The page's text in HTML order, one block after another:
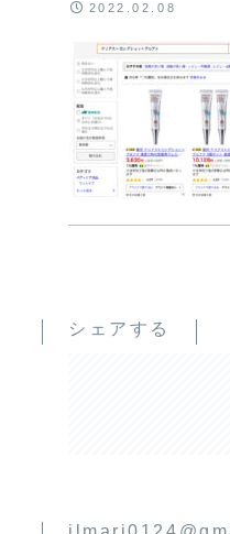
2022.02.08
シェアする